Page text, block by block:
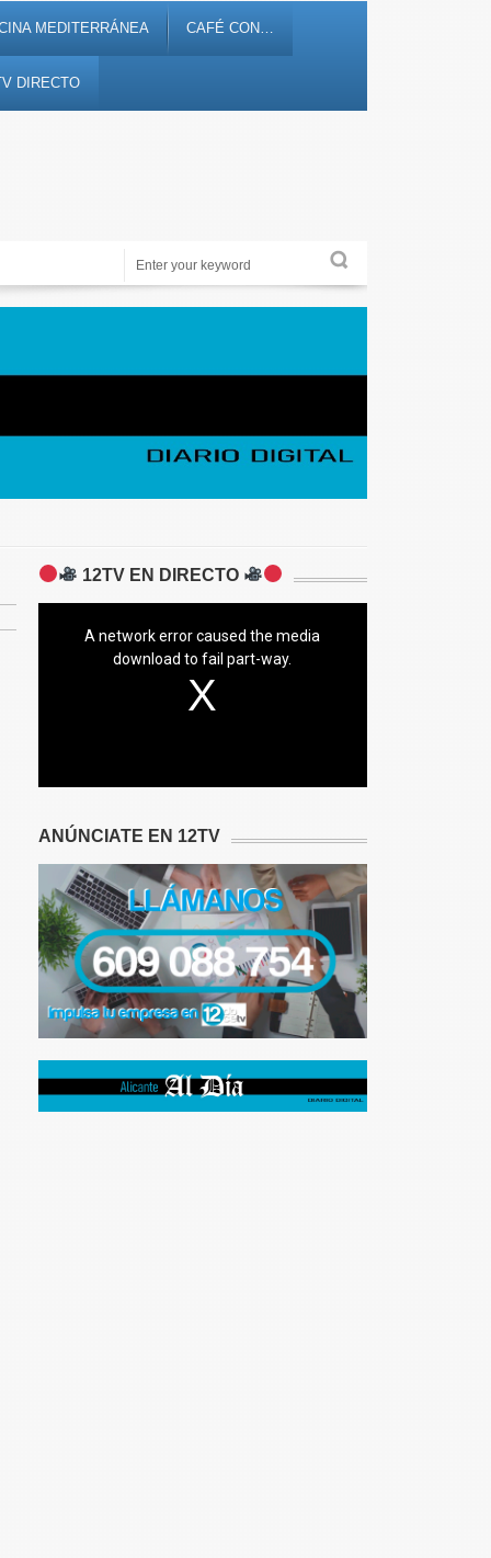
MEDITERRÁNEA CAFÉ CON…
DIRECTO
Periodismo de proximidad en 12tv.es
12TV EN DIRECTO
A network error caused the media
download to fail part-way.
ANÚNCIATE EN 12TV